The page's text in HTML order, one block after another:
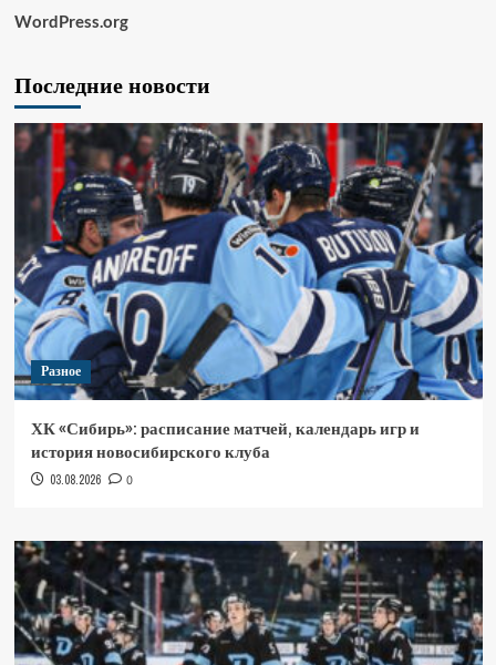
WordPress.org
Последние новости
Разное
ХК «Сибирь»: расписание матчей, календарь игр и
история новосибирского клуба
03.08.2026 0